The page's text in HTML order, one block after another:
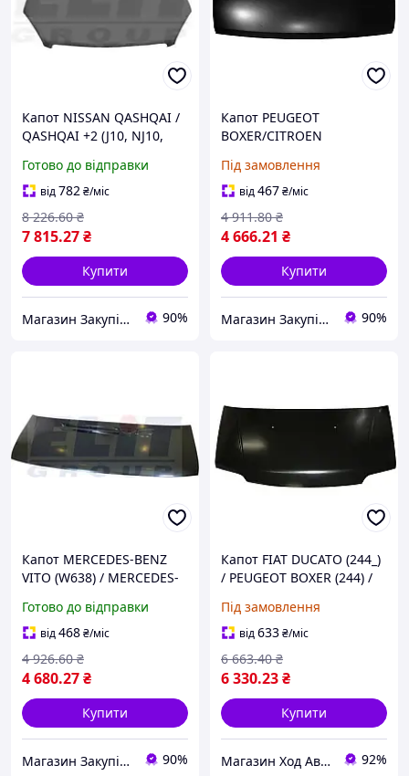
Капот NISSAN QASHQAI /
QASHQAI +2 (J10, NJ10,
Готово до відправки
від782₴/міс
7 815.27₴
8 226.60 ₴
Купити
Магазин Закупівля 90%
Капот PEUGEOT
BOXER/CITROEN
(250_) 2005- г.
Під замовлення
від467₴/міс
4 666.21 ₴
4 911.80 ₴
Купити
Магазин Закупівля 90%
Капот MERCEDES-BENZ
VITO (W638) / MERCEDES-
1996-2003 г.
Готово до відправки
від468₴/міс
4 680.27₴
4 926.60 ₴
Купити
Магазин Закупівля 90%
Капот FIAT DUCATO (244_)
/ PEUGEOT BOXER (244) /
2001-2006 г.
Під замовлення
від633₴/міс
6 330.23₴
6 663.40 ₴
Купити
Магазин Ход Авто 92%